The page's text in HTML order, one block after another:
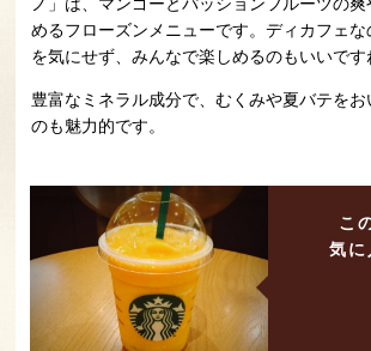
めるフローズンメニューです。ディカフェな
を気にせず、みんなで楽しめるのもいいです
豊富なミネラル成分で、むくみや夏バテを
のも魅力的です。
こ
気に